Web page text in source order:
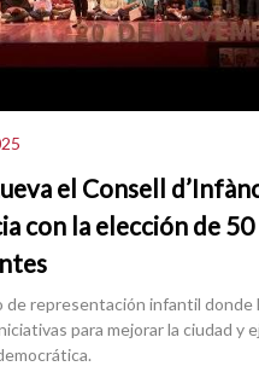
el Consell
con la elección de
de representación infantil donde
para mejorar la ciudad y